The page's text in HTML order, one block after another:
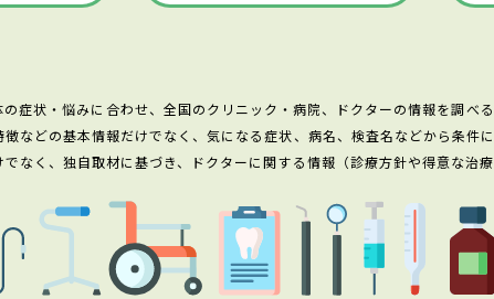
症状・悩みに合わせ、全国のクリニック・病院、ドクターの情報を調べ
などの基本情報だけでなく、気になる症状、病名、検査名などから条件
なく、独自取材に基づき、ドクターに関する情報（診療方針や得意な治療